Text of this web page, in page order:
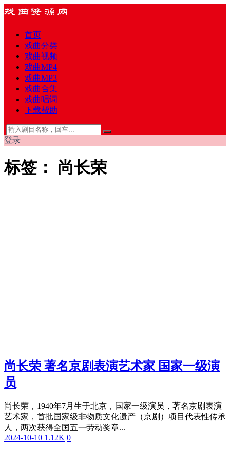
首页
戏曲分类
戏曲视频
戏曲MP4
戏曲MP3
戏曲合集
戏曲唱词
下载帮助
登录
标签： 尚长荣
尚长荣 著名京剧表演艺术家 国家一级演
员
尚长荣，1940年7月生于北京，国家一级演员，著名京剧表演
艺术家，首批国家级非物质文化遗产（京剧）项目代表性传承
人，两次获得全国五一劳动奖章...
2024-10-10 1.12K 0